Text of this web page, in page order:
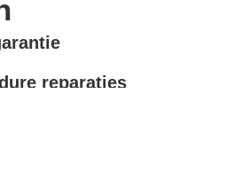
reparaties